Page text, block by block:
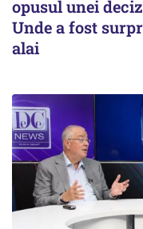
opusul unei
Unde a fost
alai